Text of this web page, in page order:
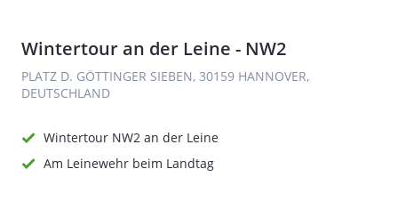
Wintertour an der Leine - NW2
PLATZ D. GÖTTINGER SIEBEN, 30159 HANNOVER,
DEUTSCHLAND
Wintertour NW2 an der Leine
Am Leinewehr beim Landtag